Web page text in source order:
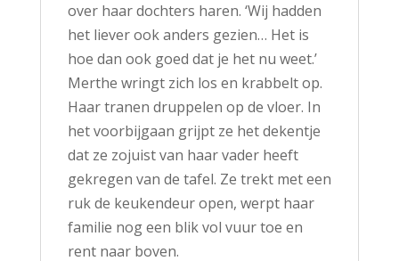
over haar dochters haren. ‘Wij hadden
het liever ook anders gezien… Het is
hoe dan ook goed dat je het nu weet.’
Merthe wringt zich los en krabbelt op.
Haar tranen druppelen op de vloer. In
het voorbijgaan grijpt ze het dekentje
dat ze zojuist van haar vader heeft
gekregen van de tafel. Ze trekt met een
ruk de keukendeur open, werpt haar
familie nog een blik vol vuur toe en
rent naar boven.